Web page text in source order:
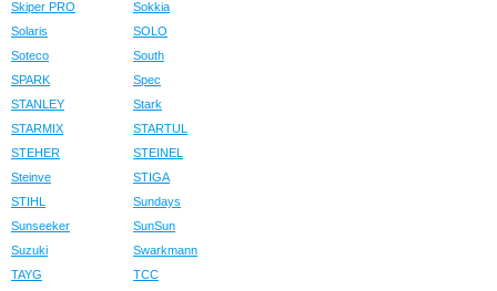
Skiper PRO
Sokkia
Solaris
SOLO
Soteco
South
SPARK
Spec
STANLEY
Stark
STARMIX
STARTUL
STEHER
STEINEL
Steinve
STIGA
STIHL
Sundays
Sunseeker
SunSun
Suzuki
Swarkmann
TAYG
TCC